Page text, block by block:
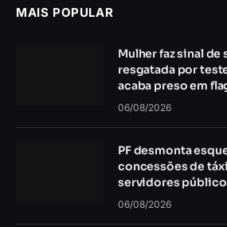
MAIS POPULAR
Mulher faz sinal de
resgatada por
acaba preso em
06/08/2026
PF desmonta
concessões de
servidores
06/08/2026